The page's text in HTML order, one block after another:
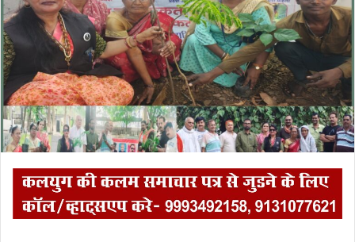
n
e
m
a
i
l